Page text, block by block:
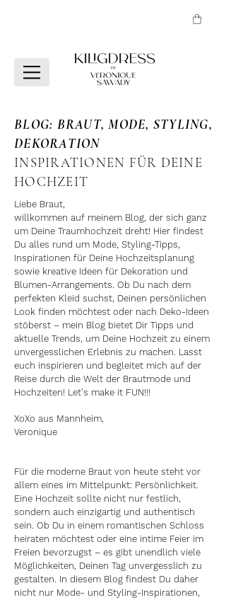
BLOG: BRAUT, MODE, STYLING,
DEKORATION
INSPIRATIONEN FÜR DEINE
HOCHZEIT
Liebe Braut,
willkommen auf meinem Blog, der sich ganz
um Deine Traumhochzeit dreht! Hier findest
Du alles rund um Mode, Styling-Tipps,
Inspirationen für Deine Hochzeitsplanung
sowie kreative Ideen für Dekoration und
Blumen-Arrangements. Ob Du nach dem
perfekten Kleid suchst, Deinen persönlichen
Look finden möchtest oder nach Deko-Ideen
stöberst – mein Blog bietet Dir Tipps und
aktuelle Trends, um Deine Hochzeit zu einem
unvergesslichen Erlebnis zu machen. Lasst
euch inspirieren und begleitet mich auf der
Reise durch die Welt der Brautmode und
Hochzeiten! Let's make it FUN!!!
XoXo aus Mannheim,
Veronique
Für die moderne Braut von heute steht vor
allem eines im Mittelpunkt: Persönlichkeit.
Eine Hochzeit sollte nicht nur festlich,
sondern auch einzigartig und authentisch
sein. Ob Du in einem romantischen Schloss
heiraten möchtest oder eine intime Feier im
Freien bevorzugst – es gibt unendlich viele
Möglichkeiten, Deinen Tag unvergesslich zu
gestalten. In diesem Blog findest Du daher
nicht nur Mode- und Styling-Inspirationen,